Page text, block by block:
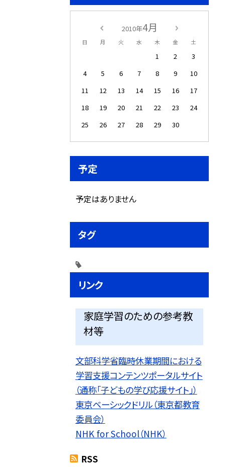
2010年4月
日 月 火 水 木 金 土
1 2
3
4
5 6 7 8 9
10
11
12 13 14 15 16
17
18
19 20 21 22 23
24
25
26 27 28 29 30
予定
予定はありません
タグ
リンク
家庭学習のための参考教
材等
文部科学省臨時休業期間における
学習支援コンテンツポータルサイト
（通称「子どもの学び応援サイト」）
東京ベーシックドリル（東京都教育
委員会）
NHK for School（NHK）
RSS